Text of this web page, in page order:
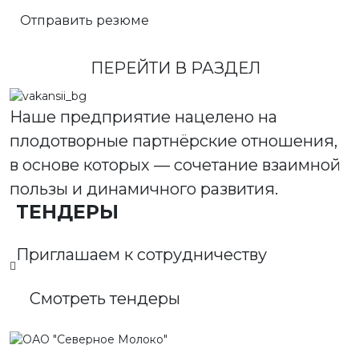
Отправить резюме
ПЕРЕЙТИ В РАЗДЕЛ
Наше предприятие нацелено на
плодотворные партнёрские отношения,
в основе которых — сочетание взаимной
пользы и динамичного развития.
ТЕНДЕРЫ
Приглашаем к сотрудничеству
Смотреть тендеры